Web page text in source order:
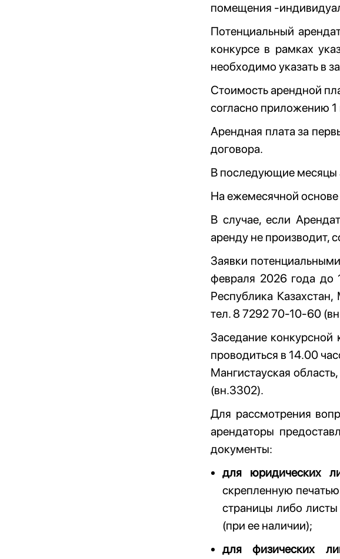
помещения -
Потенциальный
конкурсе в рамках
необходимо указать в
Стоимость арендной
согласно приложению
Арендная плата за
договора.
В последующие месяцы
На ежемесячной основе
В случае, если
аренду не производит,
Заявки
февраля 2026 года до
Республика
тел. 8 7292 70-10-60
Заседание конкурсной
проводиться в 14.00
Мангистауская
(вн.3302).
Для рассмотрения
арендаторы
документы:
для юридических
скрепленную
страницы либо
(при ее наличии);
для физических